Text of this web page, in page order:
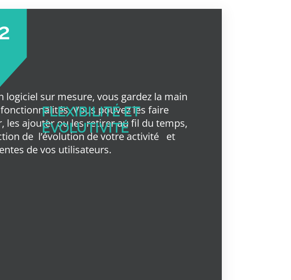
FLEXIBILITÉ ET
ÉVOLUTIVITÉ
logiciel sur mesure, vous gardez la main
Vous pouvez les faire
les ajouter ou les retirer au fil du temps,
de l’évolution de votre activité
et
de vos utilisateurs.